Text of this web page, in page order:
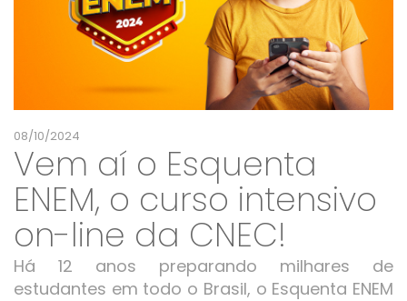
08/10/2024
Vem aí o Esquenta
ENEM, o curso intensivo
on-line da CNEC!
Há 12 anos preparando milhares de
estudantes em todo o Brasil, o Esquenta ENEM